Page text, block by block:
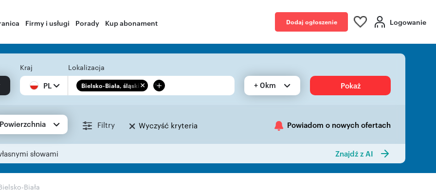
Firmy i usługi Porady Kup abonament Dodaj ogłoszenie Logowanie
Kraj
PL
Lokalizacja
Bielsko-Biała, śląskie + + 0km Pokaż
Powierzchnia Filtry Wyczyść kryteria Powiadom o nowych ofertach
słowami Znajdź z AI
Biała